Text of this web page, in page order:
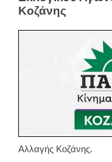
Κοζάνης
Αλλαγής Κοζάνης.